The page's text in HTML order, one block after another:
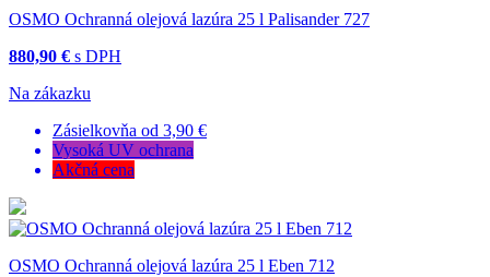
OSMO Ochranná olejová lazúra 25 l Palisander 727
880,90 € s DPH
Na zákazku
Zásielkovňa od 3,90 €
Vysoká UV ochrana
Akčná cena
OSMO Ochranná olejová lazúra 25 l Eben 712